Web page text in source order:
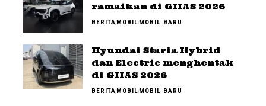
ramaikan di GIIAS 2026
BERITAMOBILMOBIL BARU
Hyundai Staria Hybrid
dan Electric menghentak
di GIIAS 2026
BERITAMOBILMOBIL BARU